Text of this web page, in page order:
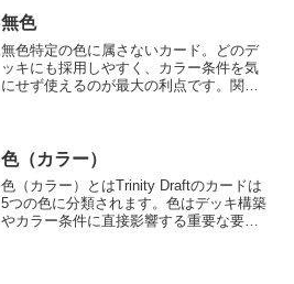
無色
無色特定の色に属さないカード。どのデ
ッキにも採用しやすく、カラー条件を気
にせず使えるのが最大の利点です。関連
色（カラー）
色（カラー）とはTrinity Draftのカードは
5つの色に分類されます。色はデッキ構築
やカラー条件に直接影響する重要な要素